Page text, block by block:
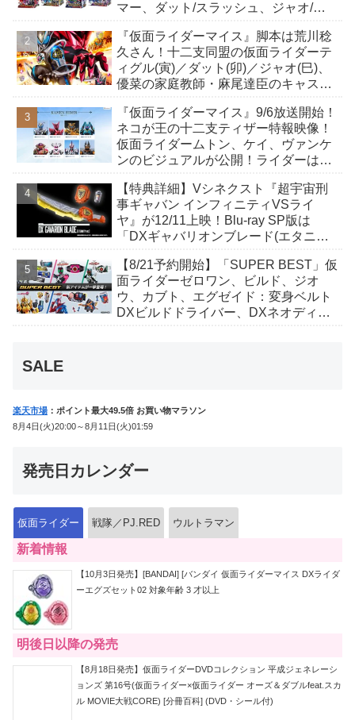
マー、ダット/スラッシュ、ジャオ/バ
も！
『仮面ライダーマイス』脚本は荒川稔
久さん！十二支同盟の仮面ライダーテ
ィグル(寅)／ダット(卯)／ジャオ(巳)、
優菜の家庭教師・麻尾達臣のキャスト
んも変身！
『仮面ライダーマイス』9/6放送開始！
ネコが王の十二支ティザー特報映像！
仮面ライダームトン、ケイ、ヴァンケ
ンのビジュアルが公開！ライダーは子
【特典詳細】Vシネクスト『超宇宙刑
事ギャバン インフィニティVSライ
ヤ』が12/11上映！Blu-ray SP版は
「DXギャバリオンブレード(エタニテ
か豪華特典付き！
【8/21予約開始】「SUPER BEST」仮
面ライダーゼロワン、ビルド、ジオ
ウ、カブト、エグゼイド：変身ベルト
DXビルドドライバー、DXネオディケ
SALE
楽天市場 ：ポイント最大49.5倍 お買い物マラソン
8月4日(火)20:00～8月11日(火)01:59
発売日カレンダー
仮面ライダー 戦隊／PJ.RED ウルトラマン
新着情報
【10月3日発売】[BANDAI] [バンダイ 仮面ライダーマイス DXライダ
ーエグズセット02 対象年齢 3 才以上
明後日以降の発売
【8月18日発売】仮面ライダーDVDコレクション 平成ジェネレーシ
ョンズ 第16号(仮面ライダー×仮面ライダー オーズ＆ダブルfeat.スカ
ル MOVIE大戦CORE) [分冊百科] (DVD・シール付)